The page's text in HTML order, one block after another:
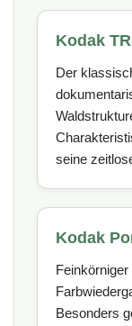
Kodak
Der
seine
Kodak
Besonders